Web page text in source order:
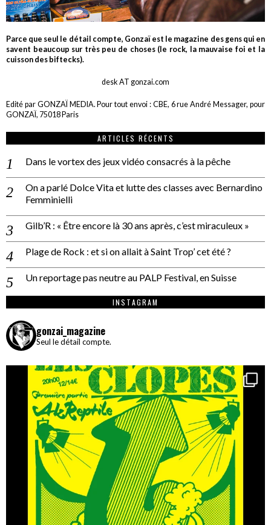
Parce que seul le détail compte, Gonzaï est le magazine des gens qui en
savent beaucoup sur très peu de choses (le rock, la mauvaise foi et la
cuisson des biftecks).
desk AT gonzai.com
Edité par GONZAÏ MEDIA. Pour tout envoi : CBE, 6 rue André Messager, pour
GONZAÏ, 75018 Paris
ARTICLES RÉCENTS
Dans le vortex des jeux vidéo consacrés à la pêche
On a parlé Dolce Vita et lutte des classes avec Bernardino
Femminielli
Gilb’R : « Être encore là 30 ans après, c’est miraculeux »
Plage de Rock : et si on allait à Saint Trop’ cet été ?
Un reportage pas neutre au PALP Festival, en Suisse
INSTAGRAM
gonzai_magazine
Seul le détail compte.